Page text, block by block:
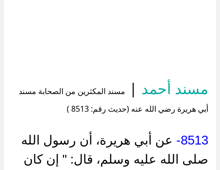
مسند أحمد |
مسند المكثرين من الصحابة مسند
أبي هريرة رضي الله عنه (حديث رقم: 8513 )
8513-
عن أبي هريرة، أن رسول الله
صلى الله عليه وسلم، قال: " إن كان